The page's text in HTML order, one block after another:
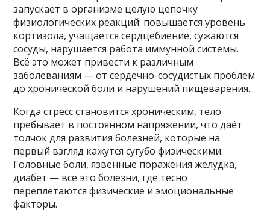
запускает в организме целую цепочку
физиологических реакций: повышается уровень
кортизола, учащается сердцебиение, сужаются
сосуды, нарушается работа иммунной системы.
Всё это может привести к различным
заболеваниям — от сердечно-сосудистых проблем
до хронической боли и нарушений пищеварения.
Когда стресс становится хроническим, тело
пребывает в постоянном напряжении, что даёт
толчок для развития болезней, которые на
первый взгляд кажутся сугубо физическими.
Головные боли, язвенные поражения желудка,
диабет — всё это болезни, где тесно
переплетаются физические и эмоциональные
факторы.